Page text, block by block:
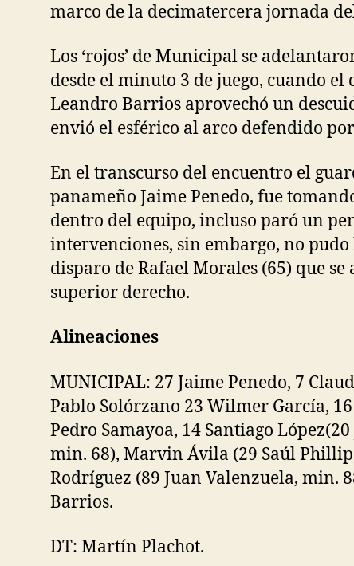
marco de la decimatercera jornada
Los ‘rojos’ de Municipal se
desde el minuto 3 de juego, cuando
Leandro Barrios aprovechó un
envió el esférico al arco defendido por
En el transcurso del encuentro el
panameño Jaime Penedo, fue
dentro del equipo, incluso paró un
intervenciones, sin embargo, no
disparo de Rafael Morales (65) que
superior derecho.
Alineaciones
MUNICIPAL: 27 Jaime Penedo, 7
Pablo Solórzano 23 Wilmer García,
Pedro Samayoa, 14 Santiago López(20
min. 68), Marvin Ávila (29 Saúl
Rodríguez (89 Juan Valenzuela, min.
Barrios.
DT: Martín Plachot.